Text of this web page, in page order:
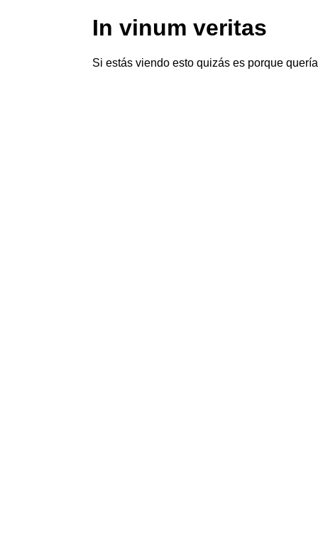
In vinum veritas
Si estás viendo esto quizás es porque